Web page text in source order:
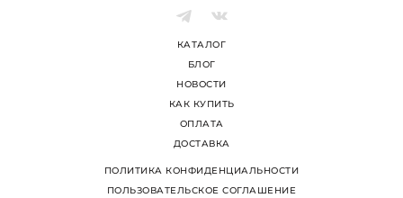
КАТАЛОГ
БЛОГ
НОВОСТИ
КАК КУПИТЬ
ОПЛАТА
ДОСТАВКА
ПОЛИТИКА КОНФИДЕНЦИАЛЬНОСТИ
ПОЛЬЗОВАТЕЛЬСКОЕ СОГЛАШЕНИЕ